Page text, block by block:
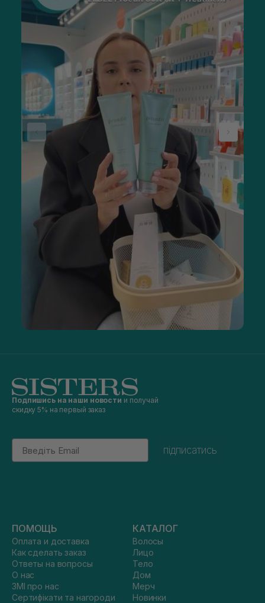
Подпишись на наши новости и получай
скидку 5% на первый заказ
Email
підписатись
ПОМОЩЬ
Оплата и доставка
Как сделать заказ
Ответы на вопросы
О нас
ЗМІ про нас
Сертифікати та нагороди
КАТАЛОГ
Волосы
Лицо
Тело
Дом
Мерч
Новинки